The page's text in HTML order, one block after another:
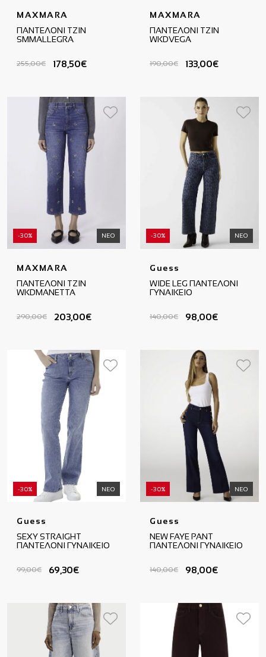
MAXMARA
ΠΑΝΤΕΛΟΝΙ ΤΖΙΝ
SMMALLEGRA
255,00€ 178,50€
MAXMARA
ΠΑΝΤΕΛΟΝΙ ΤΖΙΝ
WKDVEGA
190,00€ 133,00€
ΝΕΟ
-30%
MAXMARA
ΠΑΝΤΕΛΟΝΙ ΤΖΙΝ
WKDMANETTA
290,00€ 203,00€
ΝΕΟ
-30%
Guess
WIDE LEG ΠΑΝΤΕΛΟΝΙ
ΓΥΝΑΙΚΕΙΟ
140,00€ 98,00€
ΝΕΟ
-30%
Guess
SEXY STRAIGHT
ΠΑΝΤΕΛΟΝΙ ΓΥΝΑΙΚΕΙΟ
99,00€ 69,30€
ΝΕΟ
-30%
Guess
NEW FAYE PANT
ΠΑΝΤΕΛΟΝΙ ΓΥΝΑΙΚΕΙΟ
140,00€ 98,00€